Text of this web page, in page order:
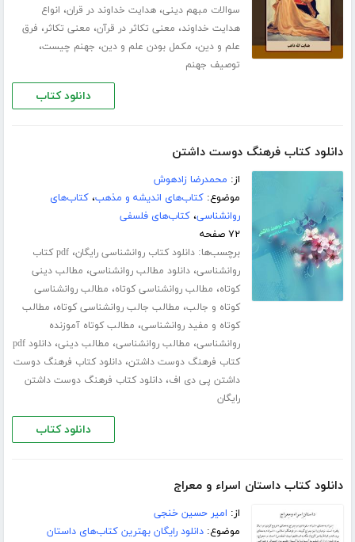
سوالات مبهم دینی،هدایت خداوند در قران، انواع
هدایت خداوند، معنی تکاثر در قرآن، معنی تکاثر، فرق
علم و دین، مکمل بودن علم و دین، جهنم چیست،
توصیف جهنم
دانلود کتاب
دانلود کتاب فرهنگ دوست داشتن
از: محمدرضا زادهوش
موضوع:کتاب‌های اندیشه و مذهب،کتاب‌های
روانشناسی،کتاب‌های فلسفی
۷۲ صفحه
برچسب‌ها:دانلود کتاب روانشناسی رایگان،
pdf کتاب
روانشناسی،دانلود مطالب روانشناسی، مطالب دینی
کوتاه، مطالب روانشناسی کوتاه، مطالب روانشناسی
کوتاه و جالب، مطالب جالب روانشناسی کوتاه، مطالب
کوتاه و مفید روانشناسی، مطالب کوتاه آموزنده
روانشناسی، مطالب روانشناسی، مطالب دینی،
دانلود pdf
کتاب فرهنگ دوست داشتن،دانلود کتاب فرهنگ دوست
داشتن پی دی اف،دانلود کتاب فرهنگ دوست داشتن
رایگان
دانلود کتاب
دانلود کتاب داستان اسراء و معراج
از: امیر حسین خنجی
موضوع:دانلود رایگان بهترین کتاب‌های داستان